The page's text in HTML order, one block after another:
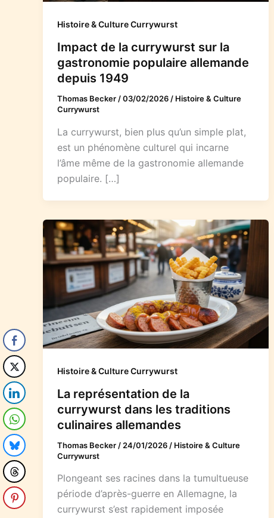
Histoire & Culture Currywurst
Impact de la currywurst sur la
gastronomie populaire allemande
depuis 1949
Thomas Becker /03/02/2026 / Histoire & Culture
Currywurst
La currywurst, bien plus qu’un simple plat,
est un phénomène culturel qui incarne
l’âme même de la gastronomie allemande
populaire. […]
Histoire & Culture Currywurst
La représentation de la
currywurst dans les traditions
culinaires allemandes
Thomas Becker / 24/01/2026 / Histoire & Culture
Currywurst
Plongeant ses racines dans la tumultueuse
période d’après-guerre en Allemagne, la
currywurst s’est rapidement imposée